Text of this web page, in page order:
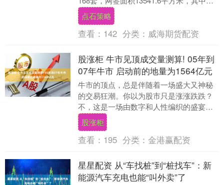
宅网签89套，网签面积10896.78....
点石策略
查看： 142 分类： 威海期货配资
股涨柜 牛市见顶成交量测算! 05年到
07年牛市 启动前的地量为1564亿元
牛市的顶点，总是伴随着一场盛大又神秘
的交易狂潮。你以为股市只是涨涨跌跌？
不，这是一场由数字和人性编织的盛宴。
曾经有人戏言：“量价齐飞，牛市才能高
歌”，而历史告诉....
股涨柜
查看： 195 分类： 金港赢配资
星星配资 从“车找桩”到“桩找车”：新
能源汽车充电也能“叫外卖”了